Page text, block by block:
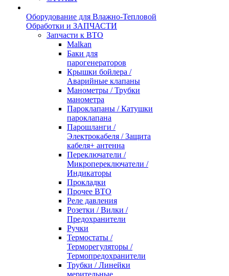
Оборудование для Влажно-Тепловой
Обработки и ЗАПЧАСТИ
Запчасти к ВТО
Malkan
Баки для
парогенераторов
Крышки бойлера /
Аварийные клапаны
Манометры / Трубки
манометра
Пароклапаны / Катушки
пароклапана
Парошланги /
Электрокабеля / Защита
кабеля+ антенна
Переключатели /
Микропереключатели /
Индикаторы
Прокладки
Прочее ВТО
Реле давления
Розетки / Вилки /
Предохранители
Ручки
Термостаты /
Терморегуляторы /
Термопредохранители
Трубки / Линейки
мерительные